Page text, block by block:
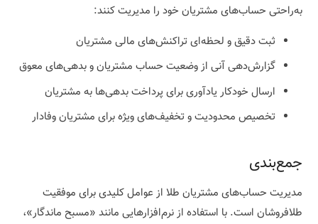
به‌راحتی حساب‌های مشتریان خود را مدیریت کنند:
ثبت دقیق و لحظه‌ای تراکنش‌های مالی مشتریان
گزارش‌دهی آنی از وضعیت حساب مشتریان و بدهی‌های معوق
ارسال خودکار یادآوری برای پرداخت بدهی‌ها به مشتریان
تخصیص محدودیت و تخفیف‌های ویژه برای مشتریان وفادار
جمع‌بندی
مدیریت حساب‌های مشتریان طلا از عوامل کلیدی برای موفقیت
طلافروشان است. با استفاده از نرم‌افزارهایی مانند «مسبح ماندگار»،